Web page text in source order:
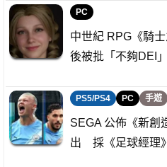
PC
中世紀 RPG《騎
後被批「不夠DEI」
PS5/PS4 PC 手遊
SEGA 公佈《新創
出 採《足球經理